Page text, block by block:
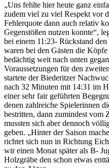
„Uns fehlte hier heute ganz
zudem viel zu viel Respekt vor
Fehlerquote dann auch relativ
Gegenstößen nutzen konnte“,
bei einem 11:23- Rückstand
waren bei den Gästen die
bedächtig weit nach unten
Voraussetzungen für den
startete der Biederitzer
nach 32 Minuten mit 14:31 im
einer sehr fair geführten
denen zahlreiche Spielerinnen
bestritten, dann zumindest
mussten sich aber dennoch
geben. „Hinter der Saison
richtet sich nun in Richtung
wir einen Monat später als B-
Holzgräbe den schon etwas